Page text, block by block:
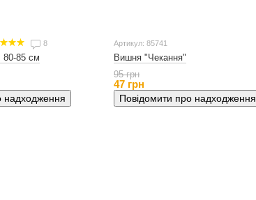
8
80-85 см
надходження
Артикул: 85741
Вишня "Чекання"
95 грн
47 грн
Повідомити про надходження